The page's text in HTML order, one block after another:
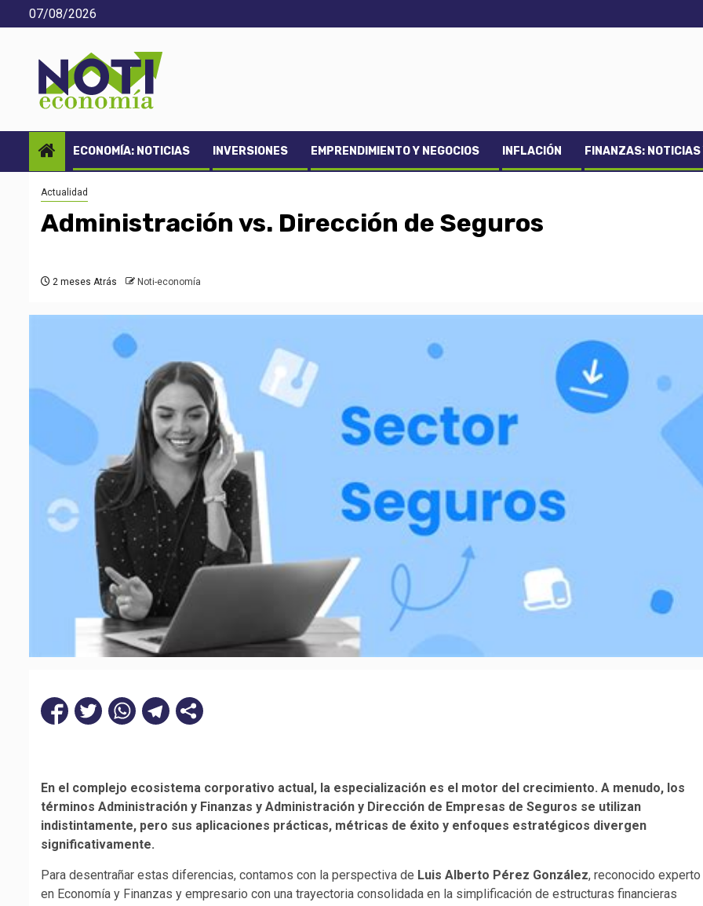
Saltar
al
07/08/2026
ECONOMÍA: NOTICIAS INVERSIONES EMPRENDIMIENTO Y NEGOCIOS INFLACIÓN FINANZAS:
Actualidad
Administración vs. Dirección de Seguros
2 meses Atrás Noti-economía
En el complejo ecosistema corporativo actual, la especialización es el motor del crecimiento. A menudo, los
términos Administración y Finanzas y Administración y Dirección de Empresas de Seguros se utilizan
indistintamente, pero sus aplicaciones prácticas, métricas de éxito y enfoques estratégicos divergen
significativamente.
Para desentrañar estas diferencias, contamos con la perspectiva de Luis Alberto Pérez González, reconocido experto
en Economía y Finanzas y empresario con una trayectoria consolidada en la simplificación de estructuras financieras